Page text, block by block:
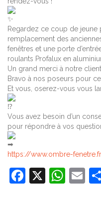
Regardez ce coup de jeune
remplacement des
fenêtres et une porte
roulants Profalux en
Un grand merci à notre
Bravo à nos poseurs pour
Et vous, oserez-vous vous
Vous avez besoin d’un
pour répondre à vos
https://www.ombre-
Facebook
X